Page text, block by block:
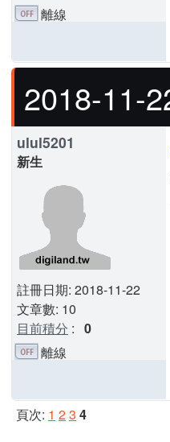
離線
2018-11-
ulul5201
新生
註冊日期: 2018-11-22
文章數: 10
目前積分 : 0
離線
頁次: 1 23 4